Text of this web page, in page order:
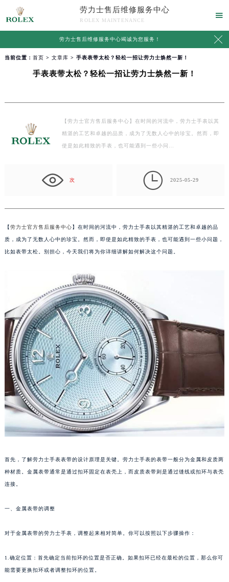
劳力士售后维修服务中心
ROLEX MAINTENANCE

劳力士售后维修服务中心竭诚为您服务！ 
当前位置： 首页 > 文章库 > 手表表带太松？轻松一招让劳力士焕然一新！
手表表带太松？轻松一招让劳力士焕然一新！
【劳力士官方售后服务中心】在时间的河流中，劳力士手表以其
精湛的工艺和卓越的品质，成为了无数人心中的珍宝。然而，即
使是如此精致的手表，也可能遇到一些小问…
次  2025-05-29
【劳力士官方售后服务中心】在时间的河流中，劳力士手表以其精湛的工艺和卓越的品
质，成为了无数人心中的珍宝。然而，即使是如此精致的手表，也可能遇到一些小问题，
比如表带太松。别担心，今天我们将为你详细讲解如何解决这个问题。
首先，了解劳力士手表表带的设计原理是关键。劳力士手表的表带一般分为金属和皮质两
种材质。金属表带通常是通过扣环固定在表壳上，而皮质表带则是通过缝线或扣环与表壳
连接。
一、金属表带的调整
对于金属表带的劳力士手表，调整起来相对简单。你可以按照以下步骤操作：
1.确定位置：首先确定当前扣环的位置是否正确。如果扣环已经在最松的位置，那么你可
能需要更换扣环或者调整扣环的位置。